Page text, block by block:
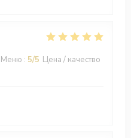
Меню : 5/5 Цена / качество